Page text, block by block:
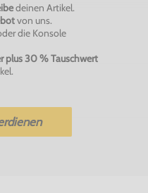
deinen Artikel.
von uns.
die Konsole
plus 30 % Tauschwert